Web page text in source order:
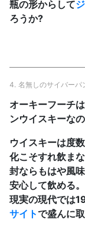
瓶の形からして
ろうか?
4. 名無しのサイバーパ
オーキーフーチは
ンウイスキーなの
ウイスキーは度
化こそすれ飲ま
封ならもはや風
安心して飲める。
現実の現代では
サイトで盛んに